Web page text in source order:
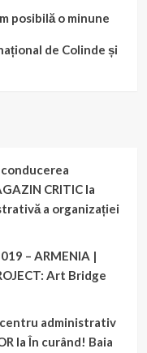
posibilă o minune
de Colinde și
CRITICla
a organizației
– ARMENIA |
Art Bridge
centru administrativ
laÎn curând! Baia